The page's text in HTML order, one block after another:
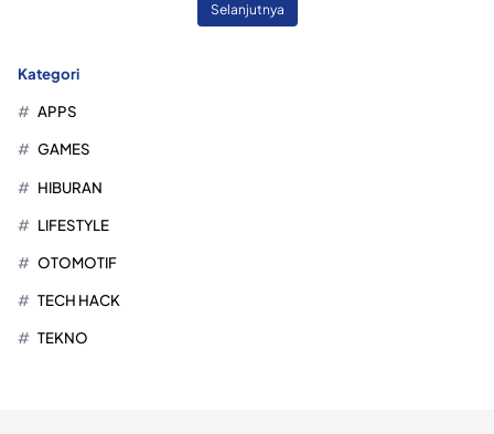
Selanjutnya
Kategori
APPS
GAMES
HIBURAN
LIFESTYLE
OTOMOTIF
TECH HACK
TEKNO